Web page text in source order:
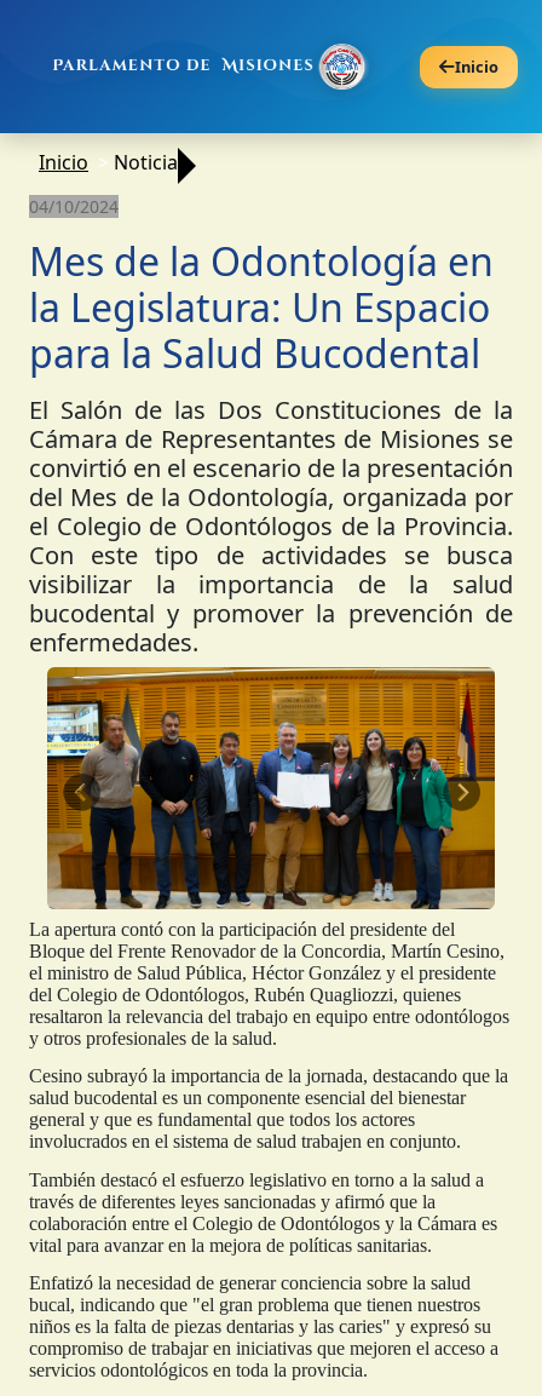
Inicio
Inicio Noticia
04/10/2024
Mes de la Odontología en
la Legislatura: Un Espacio
para la Salud Bucodental
El Salón de las Dos Constituciones de la
Cámara de Representantes de Misiones se
convirtió en el escenario de la presentación
del Mes de la Odontología, organizada por
el Colegio de Odontólogos de la Provincia.
Con este tipo de actividades se busca
visibilizar la importancia de la salud
bucodental y promover la prevención de
enfermedades.
Anterior
La apertura contó con la participación del presidente del
Bloque del Frente Renovador de la Concordia, Martín Cesino,
el ministro de Salud Pública, Héctor González y el presidente
del Colegio de Odontólogos, Rubén Quagliozzi, quienes
resaltaron la relevancia del trabajo en equipo entre odontólogos
y otros profesionales de la salud.
Cesino subrayó la importancia de la jornada, destacando que la
salud bucodental es un componente esencial del bienestar
general y que es fundamental que todos los actores
involucrados en el sistema de salud trabajen en conjunto.
También destacó el esfuerzo legislativo en torno a la salud a
través de diferentes leyes sancionadas y afirmó que la
colaboración entre el Colegio de Odontólogos y la Cámara es
vital para avanzar en la mejora de políticas sanitarias.
Enfatizó la necesidad de generar conciencia sobre la salud
bucal, indicando que "el gran problema que tienen nuestros
niños es la falta de piezas dentarias y las caries" y expresó su
compromiso de trabajar en iniciativas que mejoren el acceso a
servicios odontológicos en toda la provincia.